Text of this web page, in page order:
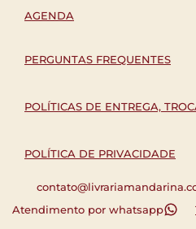
AGENDA
PERGUNTAS FREQUENTES
POLÍTICAS DE ENTREGA,
POLÍTICA DE PRIVACIDADE
Atendimento por whatsapp